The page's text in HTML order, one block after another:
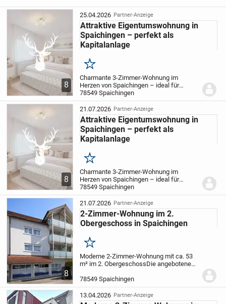
8
25.04.2026 Partner-Anzeige
Attraktive Eigentumswohnung in
Spaichingen – perfekt als
Kapitalanlage
Merken
Charmante 3-Zimmer-Wohnung im
Herzen von Spaichingen – ideal für
Kapitalanleger oder Eigennutzer
attraktive 3-Zimmer-Wohnung im 1.
Obergeschoss überzeugt durch eine
durchdachte Raumaufteilung,...
78549 Spaichingen
8
21.07.2026 Partner-Anzeige
Attraktive Eigentumswohnung in
Spaichingen – perfekt als
Kapitalanlage
Merken
Charmante 3-Zimmer-Wohnung im
Herzen von Spaichingen – ideal für
Kapitalanleger oder Eigennutzer
attraktive 3-Zimmer-Wohnung im 1.
Obergeschoss überzeugt durch eine
durchdachte Raumaufteilung,...
78549 Spaichingen
8
21.07.2026 Partner-Anzeige
2-Zimmer-Wohnung im 2.
Obergeschoss in Spaichingen
Merken
Moderne 2-Zimmer-Wohnung mit ca. 53
m² im 2. ObergeschossDie angebotene
Obergeschoss eines gepflegten
Mehrfamilienhauses und überzeugt durch
eine durchdachte Raumaufteilu...
78549 Spaichingen
13.04.2026 Partner-Anzeige